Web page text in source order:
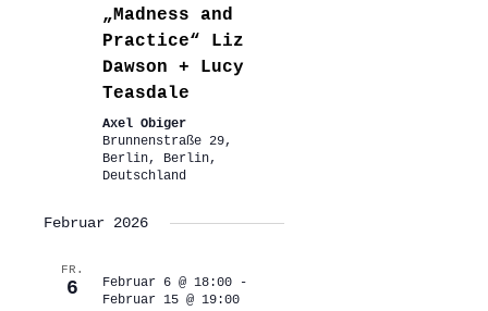
„Madness and
Practice“ Liz
Dawson + Lucy
Teasdale
Axel Obiger
Brunnenstraße 29,
Berlin, Berlin,
Deutschland
Februar 2026
FR.
6 Februar 6 @ 18:00-
Februar 15 @ 19:00